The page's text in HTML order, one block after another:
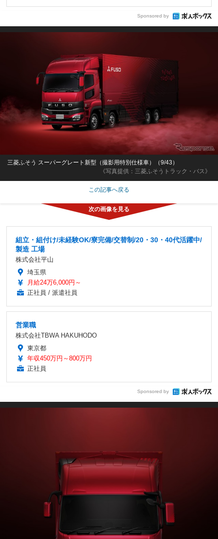
Sponsored by
《写真提供：三菱ふそうトラック・バス》
三菱ふそう スーパーグレート新型（撮影用特別仕様車）（9/43）
この記事へ戻る
組立・組付け/未経験OK/寮完備/交替制/20・30・40代活躍中/
製造 工場
株式会社平山
埼玉県
月給24万6,000円～
正社員 / 派遣社員
営業職
株式会社TBWA HAKUHODO
東京都
年収450万円～800万円
正社員
Sponsored by